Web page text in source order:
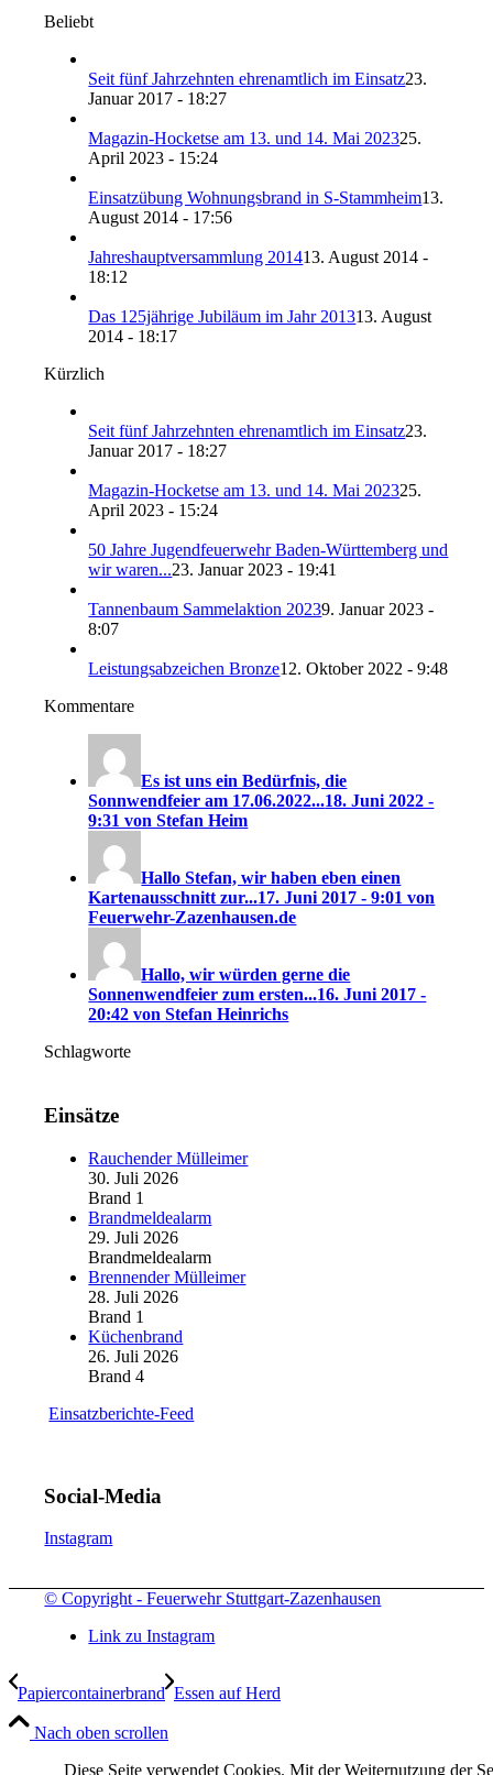
Beliebt
Seit fünf Jahrzehnten ehrenamtlich im Einsatz23.
Januar 2017 - 18:27
Magazin-Hocketse am 13. und 14. Mai 202325.
April 2023 - 15:24
Einsatzübung Wohnungsbrand in S-Stammheim13.
August 2014 - 17:56
Jahreshauptversammlung 201413. August 2014 -
18:12
Das 125jährige Jubiläum im Jahr 201313. August
2014 - 18:17
Kürzlich
Seit fünf Jahrzehnten ehrenamtlich im Einsatz23.
Januar 2017 - 18:27
Magazin-Hocketse am 13. und 14. Mai 202325.
April 2023 - 15:24
50 Jahre Jugendfeuerwehr Baden-Württemberg und
wir waren...23. Januar 2023 - 19:41
Tannenbaum Sammelaktion 20239. Januar 2023 -
8:07
Leistungsabzeichen Bronze12. Oktober 2022 - 9:48
Kommentare
Es ist uns ein Bedürfnis, die
Sonnwendfeier am 17.06.2022...18. Juni 2022 -
9:31 von Stefan Heim
Hallo Stefan, wir haben eben einen
Kartenausschnitt zur...17. Juni 2017 - 9:01 von
Feuerwehr-Zazenhausen.de
Hallo, wir würden gerne die
Sonnenwendfeier zum ersten...16. Juni 2017 -
20:42 von Stefan Heinrichs
Schlagworte
Einsätze
Rauchender Mülleimer
30. Juli 2026
Brand 1
Brandmeldealarm
29. Juli 2026
Brandmeldealarm
Brennender Mülleimer
28. Juli 2026
Brand 1
Küchenbrand
26. Juli 2026
Brand 4
Einsatzberichte-Feed
Social-Media
Instagram
© Copyright - Feuerwehr Stuttgart-Zazenhausen
Link zu Instagram
Papiercontainerbrand Essen auf Herd
Nach oben scrollen
Diese Seite verwendet Cookies. Mit der Weiternutzung der